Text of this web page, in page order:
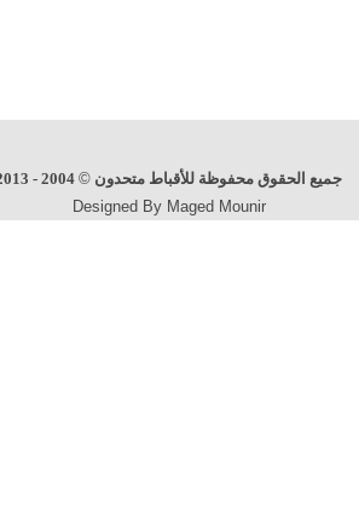
جميع الحقوق محفوظة للأقباط متحدون©
2004 - 2013
Designed By Maged Mounir